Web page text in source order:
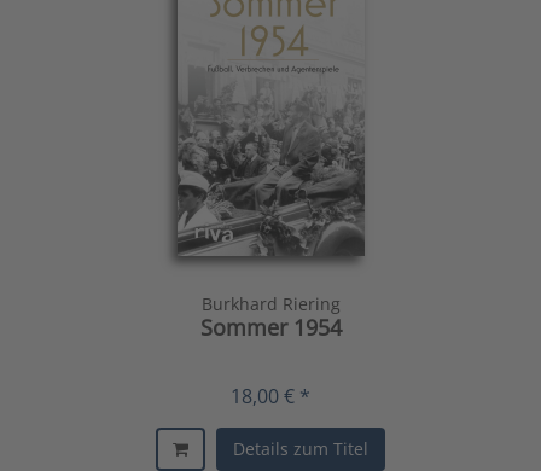
Burkhard Riering
Sommer 1954
18,00 € *
Details zum Titel